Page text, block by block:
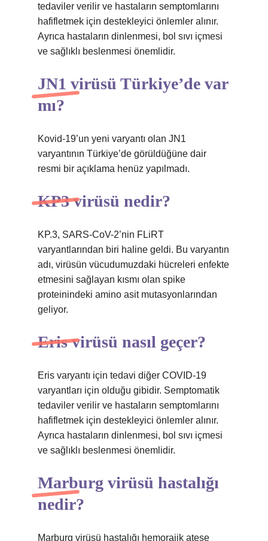
tedaviler verilir ve hastaların semptomlarını
hafifletmek için destekleyici önlemler alınır.
Ayrıca hastaların dinlenmesi, bol sıvı içmesi
ve sağlıklı beslenmesi önemlidir.
JN1 virüsü Türkiye’de var
mı?
Kovid-19’un yeni varyantı olan JN1
varyantının Türkiye’de görüldüğüne dair
resmi bir açıklama henüz yapılmadı.
KP3 virüsü nedir?
KP.3, SARS-CoV-2’nin FLiRT
varyantlarından biri haline geldi. Bu varyantın
adı, virüsün vücudumuzdaki hücreleri enfekte
etmesini sağlayan kısmı olan spike
proteinindeki amino asit mutasyonlarından
geliyor.
Eris virüsü nasıl geçer?
Eris varyantı için tedavi diğer COVID-19
varyantları için olduğu gibidir. Semptomatik
tedaviler verilir ve hastaların semptomlarını
hafifletmek için destekleyici önlemler alınır.
Ayrıca hastaların dinlenmesi, bol sıvı içmesi
ve sağlıklı beslenmesi önemlidir.
Marburg virüsü hastalığı
nedir?
Marburg virüsü hastalığı hemorajik ateşe